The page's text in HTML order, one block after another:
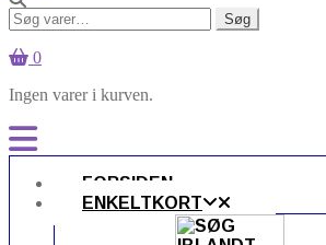
Søg
efter:
Søg
0
Ingen varer i kurven.
FORSIDEN
ENKELTKORT